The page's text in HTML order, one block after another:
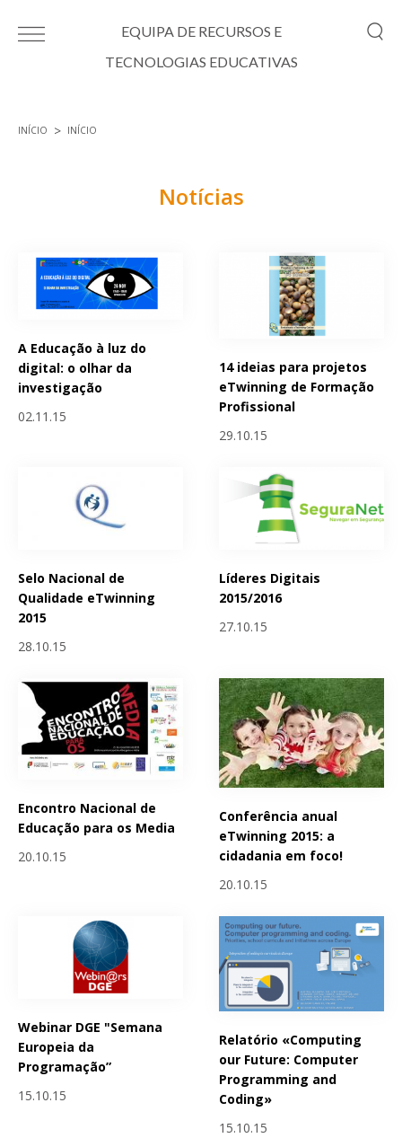
EQUIPA DE RECURSOS E
TECNOLOGIAS EDUCATIVAS
INÍCIO INÍCIO
Notícias
A Educação à luz do
digital: o olhar da
investigação
02.11.15
14 ideias para projetos
eTwinning de Formação
Profissional
29.10.15
Selo Nacional de
Qualidade eTwinning
2015
28.10.15
Líderes Digitais
2015/2016
27.10.15
Encontro Nacional de
Educação para os Media
20.10.15
Conferência anual
eTwinning 2015: a
cidadania em foco!
20.10.15
Webinar DGE "Semana
Europeia da
Programação”
15.10.15
Relatório «Computing
our Future: Computer
Programming and
Coding»
15.10.15
Páginas